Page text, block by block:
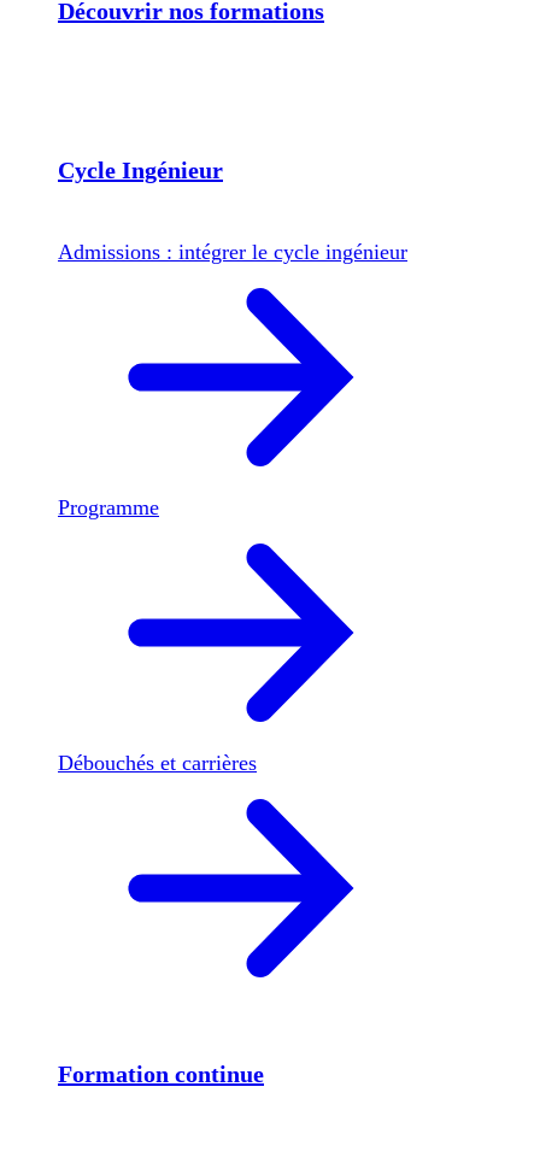
Découvrir nos formations
Cycle Ingénieur
Admissions : intégrer le cycle ingénieur
Programme
Débouchés et carrières
Formation continue